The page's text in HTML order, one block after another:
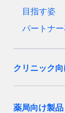
目指す姿
パートナ
クリニック
薬局向け製品